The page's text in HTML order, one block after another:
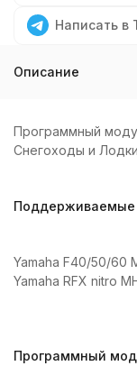
Написать в
Описание
Программный
Снегоходы и
Поддерживаемые
Yamaha F40/50/60
Yamaha RFX nitro
Программный